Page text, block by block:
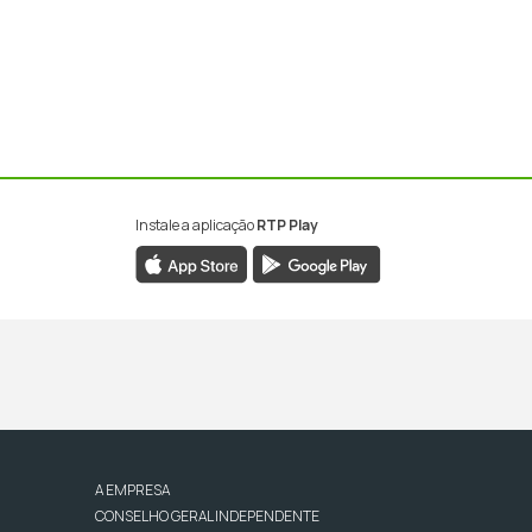
Instale a aplicaçãoRTP Play
A EMPRESA
CONSELHO GERAL INDEPENDENTE